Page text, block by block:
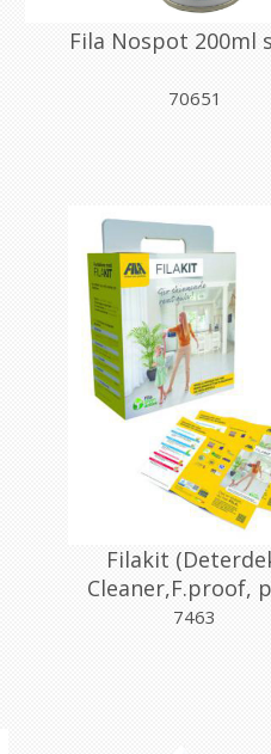
Fila Nospot 200ml
70651
Filakit
Cleaner,F.proof,
7463